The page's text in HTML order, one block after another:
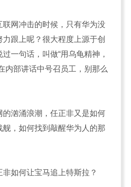
联网冲击的时候，只有华为没
跟上呢？很大程度上源于创
一句话，叫做“用乌龟精神，
内部讲话中号召员工，别那么
的汹涌浪潮，任正非又是如何
，如何找到敲醒华为人的那
如何让宝马追上特斯拉？